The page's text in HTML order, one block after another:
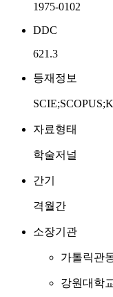
1975-0102
DDC
621.3
등재정보
자료형태
학술저널
간기
격월간
소장기관
가톨릭관
강원대학